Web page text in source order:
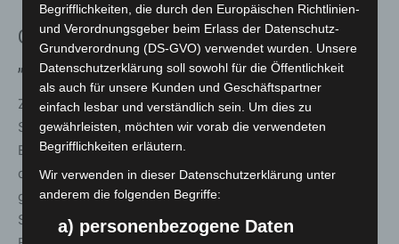
Gesundheitsschutz endet nicht mit
„Feuer aus“
Zusammen mit der Qualität der Persönlichen
Schutzausrüstung haben auch Themen wie
Einsatzhygiene, Desinfektion und Dekontamination in
den vergangenen Jahren immer mehr an Bedeutung
gewonnen. „Die Herstellerfirmen für die Persönliche
Schutzausrüstung haben das erkannt“, versichert Marcus
Begrifflichkeiten, die durch den Europäischen Richtlinien-
und Verordnungsgeber beim Erlass der Datenschutz-
Grundverordnung (DS-GVO) verwendet wurden. Unsere
Datenschutzerklärung soll sowohl für die Öffentlichkeit
als auch für unsere Kunden und Geschäftspartner
einfach lesbar und verständlich sein. Um dies zu
gewährleisten, möchten wir vorab die verwendeten
Begrifflichkeiten erläutern.
Wir verwenden in dieser Datenschutzerklärung unter
anderem die folgenden Begriffe:
a) personenbezogene Daten